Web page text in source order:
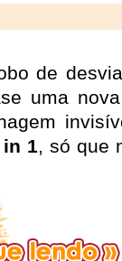
de
uma
in 1, só que